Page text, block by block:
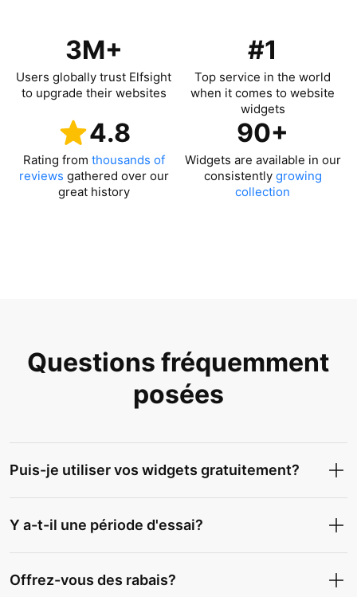
3M+
Users globally trust Elfsight
to upgrade their websites
#1
Top service in the world
when it comes to website
widgets
4.8
Rating from thousands of
reviews gathered over our
great history
90+
Widgets are available in our
consistently growing
collection
Questions fréquemment
posées
Puis-je utiliser vos widgets gratuitement?
Y a-t-il une période d'essai?
Offrez-vous des rabais?